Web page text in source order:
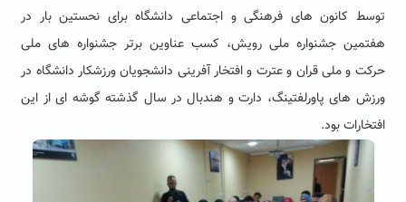
توسط کانون های فرهنگی و اجتماعی دانشگاه برای نحستین بار در
هفتمین جشنواره ملی رویش، کسب عناوین برتر جشنواره های ملی
حرکت و ملی قران و عترت و افتخار آفرینی دانشجویان ورزشکار دانشگاه در
ورزش های پاورلفتینگ، دارت و هندبال در سال گذشته گوشه ای از این
افتخارات بود.